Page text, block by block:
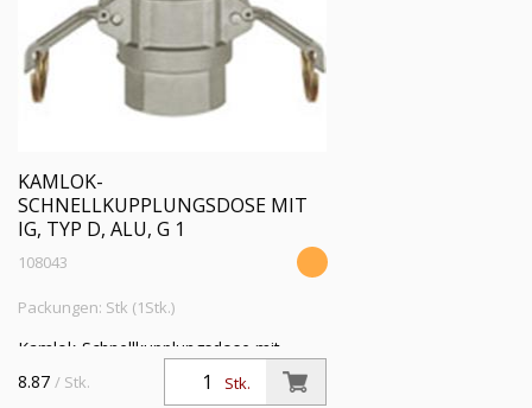
KAMLOK-
SCHNELLKUPPLUNGSDOSE MIT
IG, TYP D, ALU, G 1
108043
Packungen: Stk (1Stk.)
Kamlok-Schnellkupplungsdose mit
Innengewinde, Typ D, Aluminium, G 1,
für Stecker-Ø 37 mm, Druck max. 16
Stk.
8.87 / Stk.